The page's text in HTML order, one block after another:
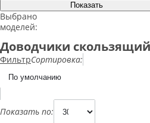
Выбрано
моделей:
Доводчики
ФильтрСортировка:
Показать по: